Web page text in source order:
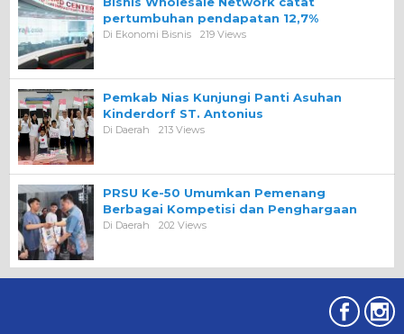
pertumbuhan pendapatan 12,7%
Di Ekonomi Bisnis 219 Views
Pemkab Nias Kunjungi Panti Asuhan
Kinderdorf ST. Antonius
Di Daerah 213 Views
PRSU Ke-50 Umumkan Pemenang
Berbagai Kompetisi dan Penghargaan
Di Daerah 202 Views